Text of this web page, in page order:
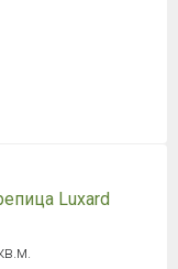
Luxard